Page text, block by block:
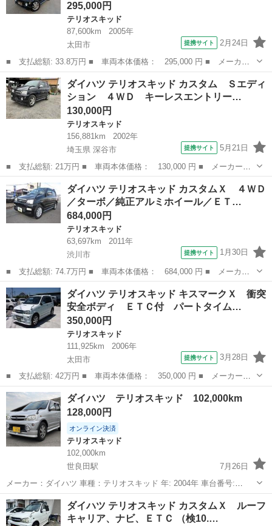
295,000円
テリオスキッド
87,600km
2005年
太田市
提携サイト 2月24日
■ 支払総額: 33.8万円 ■ 車両本体価格： 295,000 円 ■ メーカー
名： ダイハツ ■ 車種名： テリオスキッド ■ グレード名： キ
スマークＸ ターボ 純正ＡＷ ■ 排気量： 660cc ■ ドア枚数：
5...
群馬 太田市 テリオスキッド
ダイハツ テリオスキッド カスタム Ｓエディ
ション ４ＷＤ キーレスエントリー…
130,000円
テリオスキッド
156,881km
2002年
埼玉県 深谷市
提携サイト 5月21日
■ 支払総額: 21万円 ■ 車両本体価格： 130,000 円 ■ メーカー
名： ダイハツ ■ 車種名： テリオスキッド ■ グレード名： カ
スタム Ｓエディション ４ＷＤ キーレスエントリー 電動格納ミ
ラー ＡＴ ＣＤ...
埼玉 深谷市 テリオスキッド
ダイハツ テリオスキッド カスタムＸ ４ＷＤ
／ターボ／純正アルミホイール／ＥＴ…
684,000円
テリオスキッド
63,697km
2011年
渋川市
提携サイト 1月30日
■ 支払総額: 74.7万円 ■ 車両本体価格： 684,000 円 ■ メーカー
名： ダイハツ ■ 車種名： テリオスキッド ■ グレード名： カ
スタムＸ ４ＷＤ／ターボ／純正アルミホイール／ＥＴＣ／エアロ
■ 排気量：...
群馬 渋川市 テリオスキッド
ダイハツ テリオスキッド キスマークＸ 衝突
安全ボディ ＥＴＣ付 パートタイム…
350,000円
テリオスキッド
111,925km
2006年
太田市
提携サイト 3月28日
■ 支払総額: 42万円 ■ 車両本体価格： 350,000 円 ■ メーカー
名： ダイハツ ■ 車種名： テリオスキッド ■ グレード名： キ
スマークＸ 衝突安全ボディ ＥＴＣ付 パートタイム４ＷＤ キー
レスキー エアバ...
群馬 太田市 テリオスキッド
ダイハツ テリオスキッド 102,000km
128,000円
オンライン決済
テリオスキッド
102,000km
世良田駅
7月26日
メーカー：ダイハツ 車種：テリオスキッド 年: 2004年 車台番号:
J111G-077458 排気量：660cc 走行距離：102,000K 車検：2023年09月
まで 修復歴：無し 車体色: シルバー ...
群馬 太田市 世良田駅 テリオスキッド 走行距離
ダイハツ テリオスキッド カスタムＸ ルーフ
キャリア、ナビ、ＥＴＣ （検10.…